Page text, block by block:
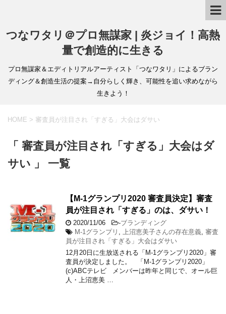
つなワタリ＠プロ無謀家 | 炎ジョイ！高熱
量で創造的に生きる
プロ無謀家＆エディトリアルアーティスト「つなワタリ」によるブラン
ディング＆創造生活の提案→自分らしく輝き、可能性を追い求めながら
生きよう！
HOME > 審査員が注目され「すぎる」大会はダサい
「 審査員が注目され「すぎる」大会はダ
サい 」 一覧
【M-1グランプリ2020 審査員決定】審査
員が注目され「すぎる」のは、ダサい！
2020/11/06 -ブランディング
M-1グランプリ
上沼恵美子さんの存在意義 審査
員が注目され「すぎる」大会はダサい
12月20日に生放送される「M-1グランプリ2020」審
査員が決定しました。 「M-1グランプリ2020」
(c)ABCテレビ メンバーは昨年と同じで、オール巨
人・上沼恵美 …